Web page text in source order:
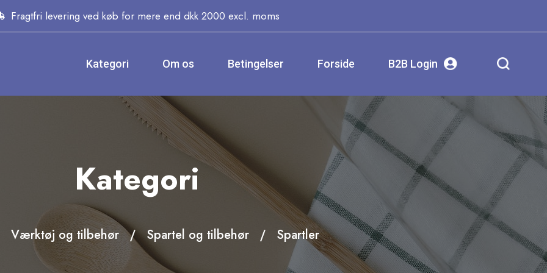
Fragtfri levering ved køb for mere end dkk 2000 excl. moms
Kategori Om os Betingelser Forside B2B Login
Kategori
Værktøj og tilbehør Spartel og tilbehør Spartler